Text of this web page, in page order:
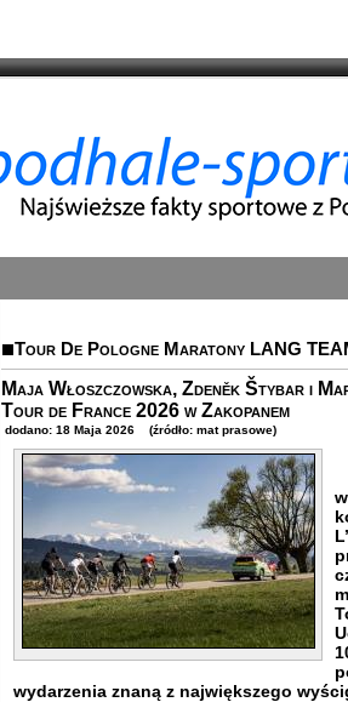
Tour De Pologne Maratony LANG
Maja Włoszczowska, Zdeněk Štybar i
Tour de France 2026 w Zakopanem
dodano: 18 Maja 2026 (źródło: mat prasowe)
wydarzenia znaną z największego